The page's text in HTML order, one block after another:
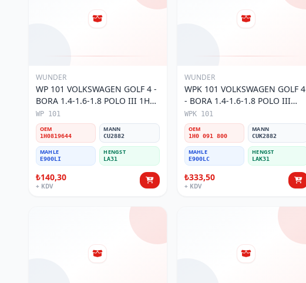
WUNDER
WP 101 VOLKSWAGEN GOLF 4 -
BORA 1.4-1.6-1.8 POLO III 1H0
819 644 Polen Filtresi
WP 101
OEM
1H0819644
MANN
CU2882
MAHLE
E900LI
HENGST
LA31
₺140,30
+ KDV
WUNDER
WPK 101 VOLKSWAGEN GOLF 4
- BORA 1.4-1.6-1.8 POLO III
KARBONLU 1H0 091 800 Polen
Filtresi
WPK 101
OEM
1H0 091 800
MANN
CUK2882
MAHLE
E900LC
HENGST
LAK31
₺333,50
+ KDV